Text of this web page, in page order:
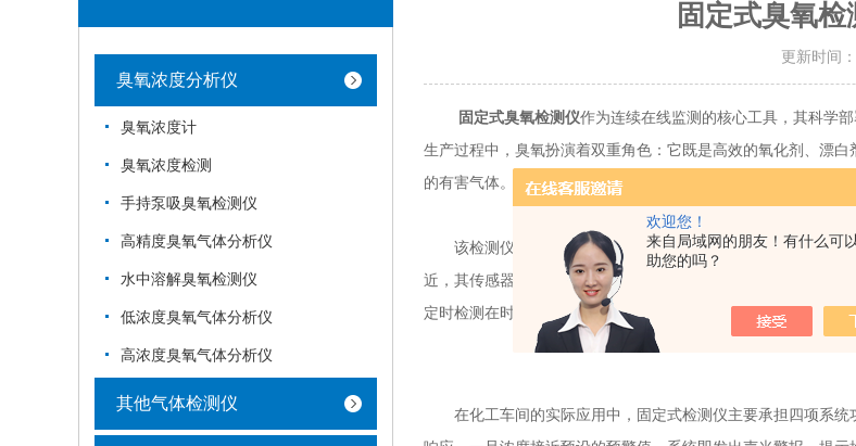
欢迎您！
来自局域网的朋友！有什么可
助您的吗？
臭氧浓度分析仪
臭氧浓度计
臭氧浓度检测
手持泵吸臭氧检测仪
高精度臭氧气体分析仪
水中溶解臭氧检测仪
低浓度臭氧气体分析仪
高浓度臭氧气体分析仪
其他气体检测仪
固定式臭氧
更新时间
固定式臭氧检测仪作为连续在线监测的核心工具，其科学
生产过程中，臭氧扮演着双重角色：它既是高效的氧化剂、漂
的有害气体。当车间内臭氧浓度超出安全阈值时，不仅会加速
该检测仪的核心价值在于实现“无间隙”监控。与便携式巡检
近，其传感器持续将气体浓度转化为电信号，并实时传输至中
定时检测在时间与空间上的盲区，为工艺稳定性提供了基础数据
在化工车间的实际应用中，固定式检测仪主要承担四项系统